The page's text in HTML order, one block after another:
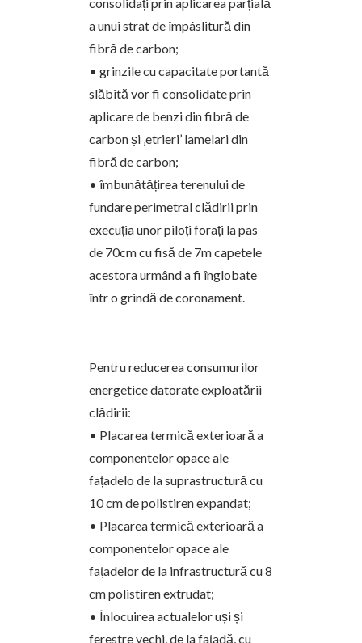
a unui strat de împâslitură din
fibră de carbon;
• grinzile cu capacitate portantă
slăbită vor fi consolidate prin
aplicare de benzi din fibră de
carbon și ‚etrieri’ lamelari din
fibră de carbon;
• îmbunătățirea terenului de
fundare perimetral clădirii prin
execuția unor piloți forați la pas
de 70cm cu fisă de 7m capetele
acestora urmând a fi înglobate
într o grindă de coronament.
Pentru reducerea consumurilor
energetice datorate exploatării
clădirii:
• Placarea termică exterioară a
componentelor opace ale
fațadelo de la suprastructură cu
10 cm de polistiren expandat;
• Placarea termică exterioară a
componentelor opace ale
fațadelor de la infrastructură cu 8
cm polistiren extrudat;
• Înlocuirea actualelor uși și
ferestre vechi, de la fațadă, cu